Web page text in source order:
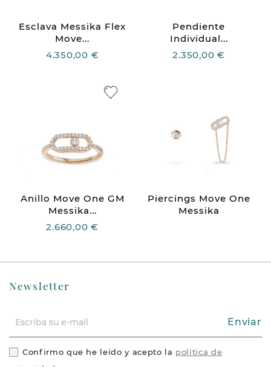
Esclava Messika Flex
Move...
4.350,00 €
Pendiente
Individual...
2.350,00 €
Anillo Move One GM
Messika...
2.660,00 €
Piercings Move One
Messika
Newsletter
Enviar
Confirmo que he leído y acepto la política de